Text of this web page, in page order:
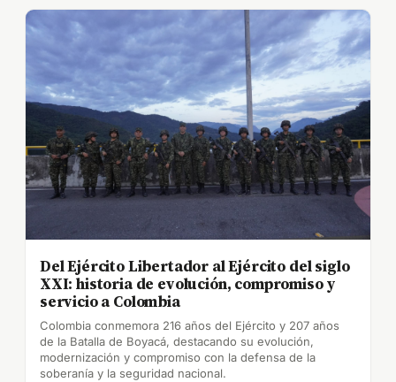
Del Ejército Libertador al Ejército del siglo
XXI: historia de evolución, compromiso y
servicio a Colombia
Colombia conmemora 216 años del Ejército y 207 años
de la Batalla de Boyacá, destacando su evolución,
modernización y compromiso con la defensa de la
soberanía y la seguridad nacional.